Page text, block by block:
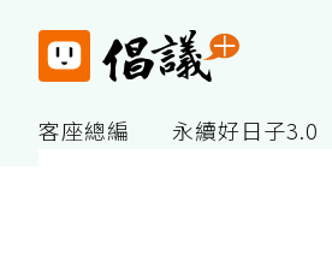
客座總編 永續好日子3.0